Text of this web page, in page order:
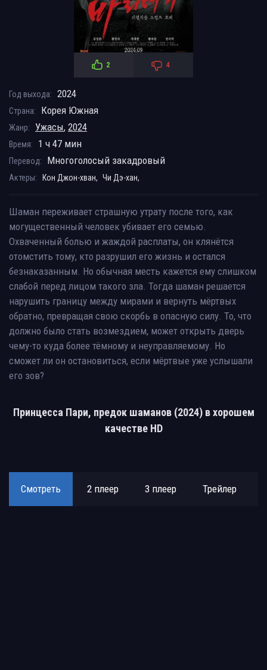
2 4
Год выхода: 2024
Страна: Корея Южная
Жанр: Ужасы, 2024
Время: 1 ч 47 мин
Перевод: Многоголосый закадровый
Актеры: Кон Джон-хван, Чи Дэ-хан,
Шаман переживает страшную утрату после того, как
могущественный человек убивает его семью.
Охваченный болью и жаждой расплаты, он клянётся
отомстить тому, кто разрушил его жизнь и остался
безнаказанным. Но обычная месть кажется ему слишком
слабой перед лицом такого зла. Тогда шаман решается
нарушить границу между мирами и вернуть мёртвых
обратно, превращая свою скорбь в опасную силу. То, что
должно было стать возмездием, может открыть дверь
чему-то куда более тёмному и неуправляемому. Но
сможет ли он остановиться, если мёртвые уже услышали
его зов?
Принцесса Пари, предок шаманов (2024) в хорошем
качестве HD
Смотреть 2 плеер 3 плеер Трейлер